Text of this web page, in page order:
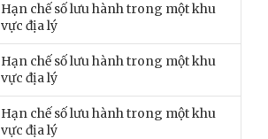
Hạn chế số lưu hành trong một khu
vực địa lý
Hạn chế số lưu hành trong một khu
vực địa lý
Hạn chế số lưu hành trong một khu
vực địa lý